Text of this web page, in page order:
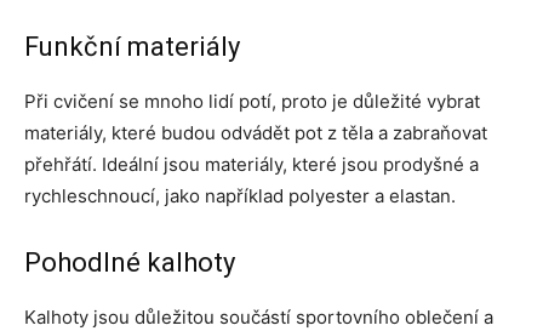
Funkční materiály
Při cvičení se mnoho lidí potí, proto je důležité vybrat
materiály, které budou odvádět pot z těla a zabraňovat
přehřátí. Ideální jsou materiály, které jsou prodyšné a
rychleschnoucí, jako například polyester a elastan.
Pohodlné kalhoty
Kalhoty jsou důležitou součástí sportovního oblečení a